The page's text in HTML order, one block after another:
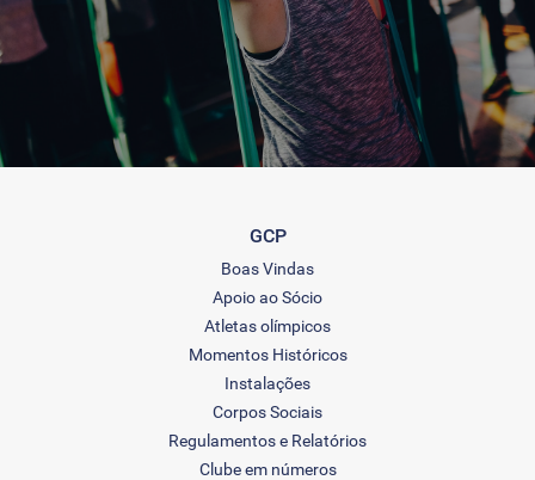
GCP
Boas Vindas
Apoio ao Sócio
Atletas olímpicos
Momentos Históricos
Instalações
Corpos Sociais
Regulamentos e Relatórios
Clube em números